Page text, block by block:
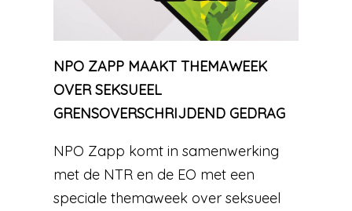
NPO ZAPP MAAKT THEMAWEEK
OVER SEKSUEEL
GRENSOVERSCHRIJDEND GEDRAG
NPO Zapp komt in samenwerking
met de NTR en de EO met een
speciale themaweek over seksueel